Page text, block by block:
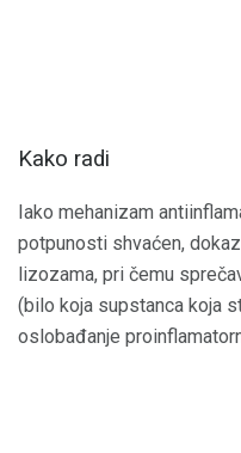
Kako radi
Iako mehanizam
potpunosti shvaćen,
lizozama, pri čemu
(bilo koja supstanca koja
oslobađanje